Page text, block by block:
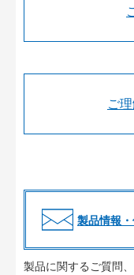
ご
製品情報
製品に関するご質問